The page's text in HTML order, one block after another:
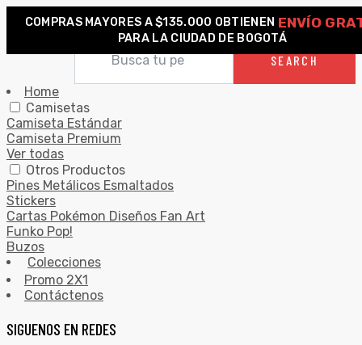
COMPRAS MAYORES A $135.000 OBTIENEN ENVÍO
PARA LA CIUDAD DE BOGOTÁ
SEARCH
Home
Camisetas
Camiseta Estándar
Camiseta Premium
Ver todas
Otros Productos
Pines Metálicos Esmaltados
Stickers
Cartas Pokémon Diseños Fan Art
Funko Pop!
Buzos
Colecciones
Promo 2X1
Contáctenos
SIGUENOS EN REDES